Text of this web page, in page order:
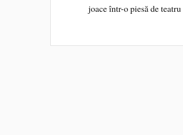
joace într-o piesă de